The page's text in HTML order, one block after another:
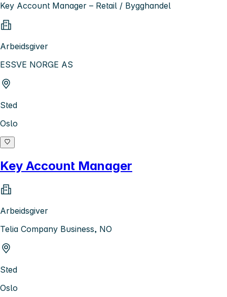
Key Account Manager – Retail / Bygghandel
Arbeidsgiver
ESSVE NORGE AS
Sted
Oslo
Key Account Manager
Arbeidsgiver
Telia Company Business, NO
Sted
Oslo